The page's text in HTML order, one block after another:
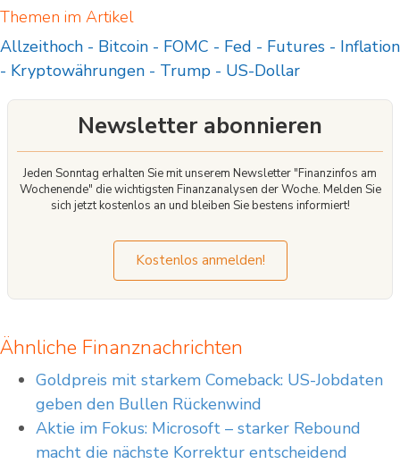
hohe Risiko eingehen können, Ihr Geld zu verlieren.
Themen im Artikel
Allzeithoch - Bitcoin - FOMC - Fed - Futures - Inflation
- Kryptowährungen - Trump - US-Dollar
Newsletter abonnieren
Jeden Sonntag erhalten Sie mit unserem Newsletter "Finanzinfos am
Wochenende" die wichtigsten Finanzanalysen der Woche. Melden Sie
sich jetzt kostenlos an und bleiben Sie bestens informiert!
Kostenlos anmelden!
Ähnliche Finanznachrichten
Goldpreis mit starkem Comeback: US-Jobdaten
geben den Bullen Rückenwind
Aktie im Fokus: Microsoft – starker Rebound
macht die nächste Korrektur entscheidend